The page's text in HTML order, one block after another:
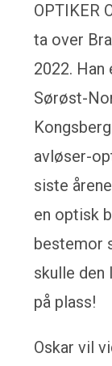
OPTIKER
ta over
2022.
Sørøst-
avløser-
siste
en optisk
bestemor
skulle den
på plass!
Oskar vil